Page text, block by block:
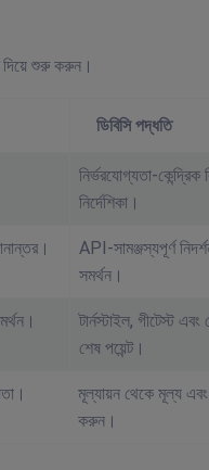
দিয়ে শুরু করুন।
ডিবিসি পদ্ধতি
নির্ভরযোগ্যতা-
নির্দেশিকা।
API-সামঞ্জস্যপূর্ণ
সমর্থন।
টার্নস্টাইল, গীটেস্ট
শেষ পয়েন্ট।
মূল্যায়ন থেকে মূল্য এবং
করুন।